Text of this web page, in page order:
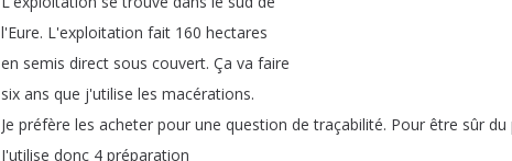
l'Eure. L'exploitation fait 160 hectares
en semis direct sous couvert. Ça va faire
six ans que j'utilise les macérations.
Je préfère les acheter pour une question de traçabilité. Pour être sûr du
J'utilise donc 4 préparation